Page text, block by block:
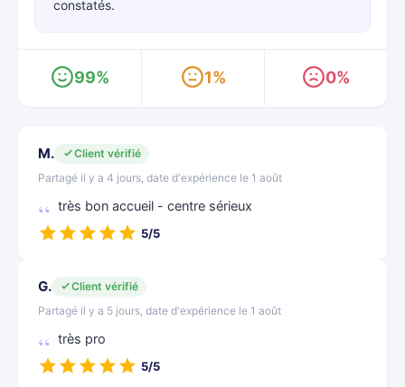
constatés.
99% 1% 0%
M.
Client vérifié
Partagé il y a 4 jours, date d'expérience le 1 août
très bon accueil - centre sérieux
5/5
G.
Client vérifié
Partagé il y a 5 jours, date d'expérience le 1 août
très pro
5/5